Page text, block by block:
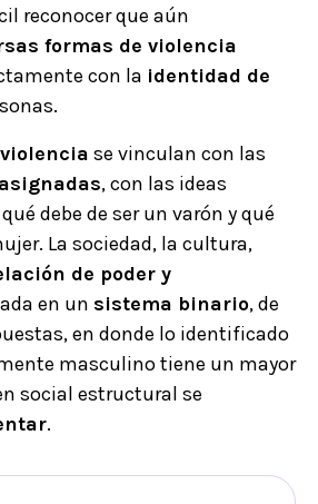
reconocer que aún
formas de violencia
con la identidad de
se vinculan con las
, con las ideas
debe de ser un varón y qué
La sociedad, la cultura,
de poder y
en un sistema binario, de
en donde lo identificado
masculino tiene un mayor
social estructural se
.